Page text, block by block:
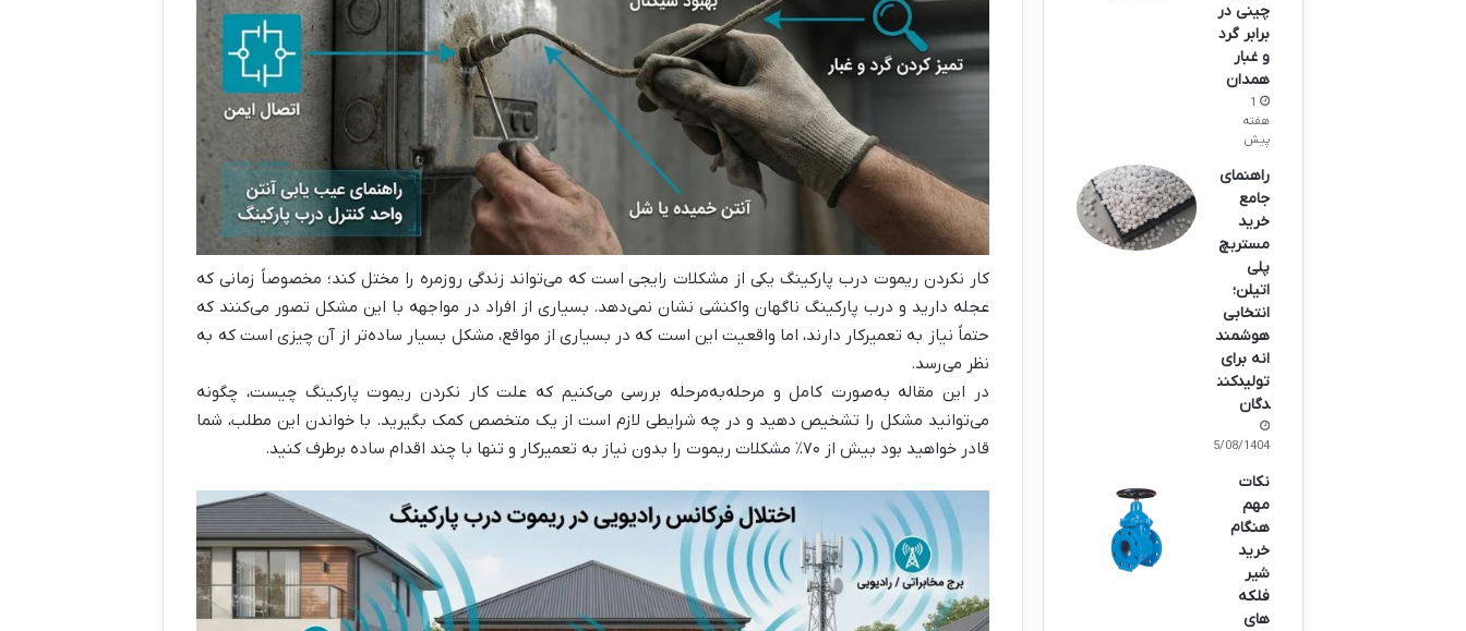
کار نکردن ریموت درب پارکینگ یکی از مشکلات رایجی است که می‌تواند زندگی روزمره را مختل کند؛ مخصوصاً زمانی که
عجله دارید و درب پارکینگ ناگهان واکنشی نشان نمی‌دهد. بسیاری از افراد در مواجهه با این مشکل تصور می‌کنند که
حتماً نیاز به تعمیرکار دارند، اما واقعیت این است که در بسیاری از مواقع، مشکل بسیار ساده‌تر از آن چیزی است که به
نظر می‌رسد.
در این مقاله به‌صورت کامل و مرحله‌به‌مرحله بررسی می‌کنیم که علت کار نکردن ریموت پارکینگ چیست، چگونه
می‌توانید مشکل را تشخیص دهید و در چه شرایطی لازم است از یک متخصص کمک بگیرید. با خواندن این مطلب، شما
قادر خواهید بود بیش از ۷۰٪ مشکلات ریموت را بدون نیاز به تعمیرکار و تنها با چند اقدام ساده برطرف کنید.
چینی در
برابر گرد
و غبار
همدان
1
هفته
پیش
راهنمای
جامع
خرید
مستربچ
پلی
اتیلن؛
انتخابی
هوشمند
انه برای
تولیدکنن
دگان
25/08/1404
نکات
مهم
هنگام
خرید
شیر
فلکه
های